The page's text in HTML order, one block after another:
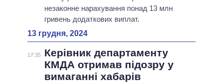
незаконне нарахування понад 13 млн
гривень додаткових виплат.
13 грудня, 2024
17:35
Керівник департаменту
КМДА отримав підозру у
вимаганні хабарів